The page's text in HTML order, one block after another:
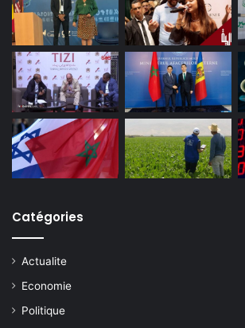
Catégories
Actualite
Economie
Politique